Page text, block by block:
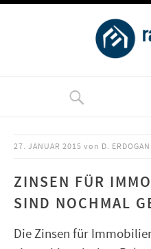
27. JANUAR 2015 von D. ERDOGAN
ZINSEN FÜR
SIND NOCHMAL
Die Zinsen für